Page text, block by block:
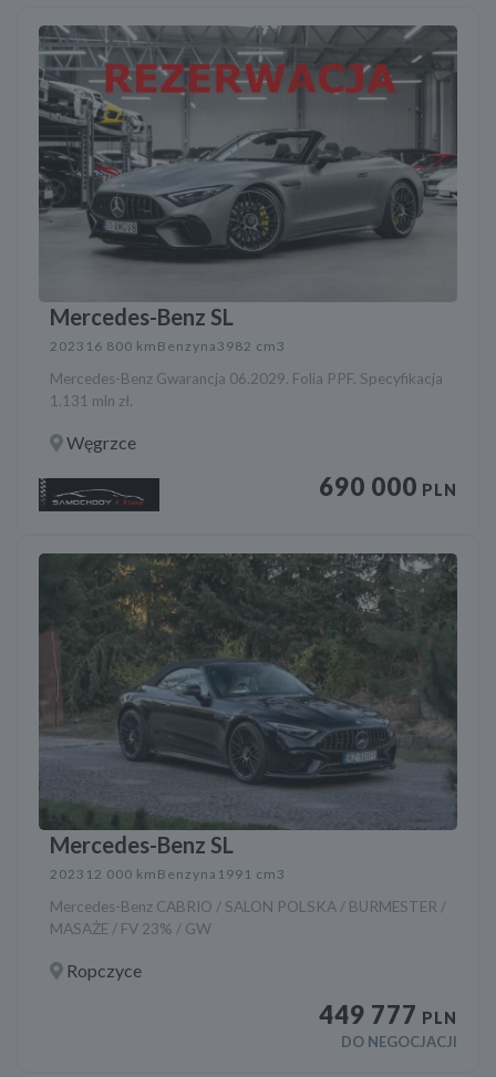
Mercedes-Benz SL
2023 16 800 km Benzyna3982 cm3
Mercedes-Benz Gwarancja 06.2029. Folia PPF. Specyfikacja
1.131 mln zł.
Węgrzce
690 000 PLN
Mercedes-Benz SL
2023 12 000 km Benzyna 1991 cm3
Mercedes-Benz CABRIO / SALON POLSKA / BURMESTER /
MASAŻE / FV 23% / GW
Ropczyce
449 777 PLN
DO NEGOCJACJI